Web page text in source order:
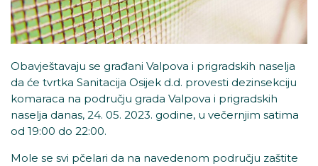
Obavještavaju se građani Valpova i prigradskih naselja
da će tvrtka Sanitacija Osijek d.d. provesti dezinsekciju
komaraca na području grada Valpova i prigradskih
naselja danas, 24. 05. 2023. godine, u večernjim satima
od 19:00 do 22:00.
Mole se svi pčelari da na navedenom području zaštite